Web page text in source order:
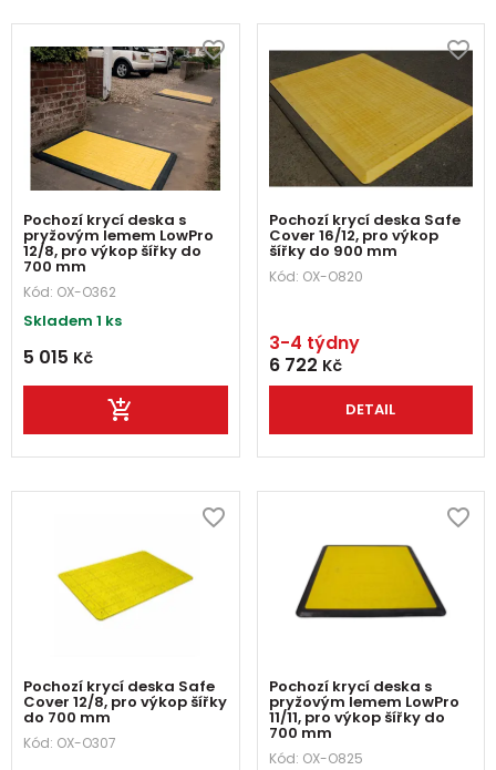
Pochozí krycí deska s
pryžovým lemem LowPro
12/8, pro výkop šířky do
700 mm
Kód: OX-O362
Skladem 1 ks
5 015 Kč
Pochozí krycí deska Safe
Cover 16/12, pro výkop
šířky do 900 mm
Kód: OX-O820
3-4 týdny
6 722 Kč
DETAIL
Pochozí krycí deska Safe
Cover 12/8, pro výkop šířky
do 700 mm
Kód: OX-O307
Pochozí krycí deska s
pryžovým lemem LowPro
11/11, pro výkop šířky do
700 mm
Kód: OX-O825